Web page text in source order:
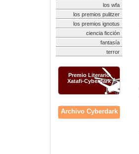
los wfa
los premios pulitzer
los premios ignotus
ciencia ficción
fantasía
terror
Premio Literario
Xatafi-Cyberdark
Archivo Cyberdark